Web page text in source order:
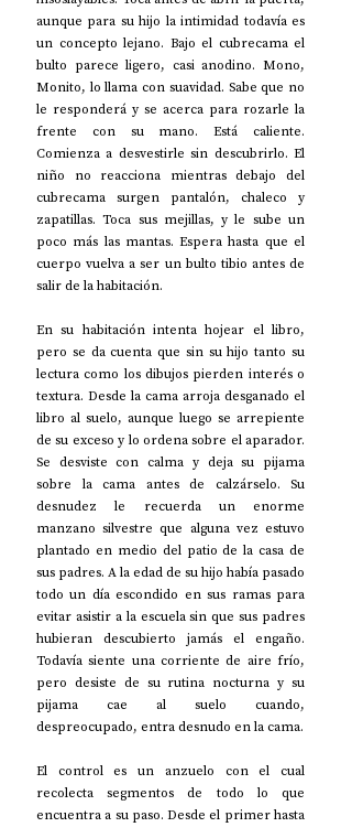
aunque para su hijo la intimidad todavía es
un concepto lejano. Bajo el cubrecama el
bulto parece ligero, casi anodino. Mono,
Monito, lo llama con suavidad. Sabe que no
le responderá y se acerca para rozarle la
frente con su mano. Está caliente.
Comienza a desvestirle sin descubrirlo. El
niño no reacciona mientras debajo del
cubrecama surgen pantalón, chaleco y
zapatillas. Toca sus mejillas, y le sube un
poco más las mantas. Espera hasta que el
cuerpo vuelva a ser un bulto tibio antes de
salir de la habitación.
En su habitación intenta hojear el libro,
pero se da cuenta que sin su hijo tanto su
lectura como los dibujos pierden interés o
textura. Desde la cama arroja desganado el
libro al suelo, aunque luego se arrepiente
de su exceso y lo ordena sobre el aparador.
Se desviste con calma y deja su pijama
sobre la cama antes de calzárselo. Su
desnudez le recuerda un enorme
manzano silvestre que alguna vez estuvo
plantado en medio del patio de la casa de
sus padres. A la edad de su hijo había pasado
todo un día escondido en sus ramas para
evitar asistir a la escuela sin que sus padres
hubieran descubierto jamás el engaño.
Todavía siente una corriente de aire frío,
pero desiste de su rutina nocturna y su
pijama cae al suelo cuando,
despreocupado, entra desnudo en la cama.
El control es un anzuelo con el cual
recolecta segmentos de todo lo que
encuentra a su paso. Desde el primer hasta